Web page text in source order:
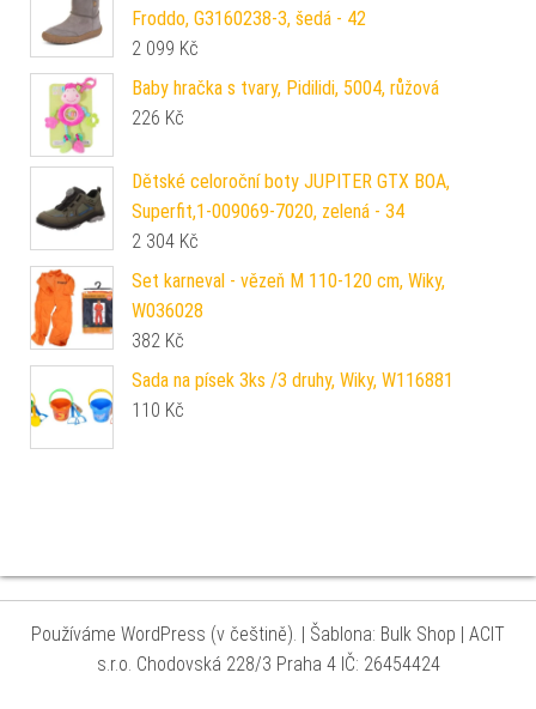
Froddo, G3160238-3, šedá - 42
2 099 Kč
Baby hračka s tvary, Pidilidi, 5004, růžová
226 Kč
Dětské celoroční boty JUPITER GTX BOA,
Superfit,1-009069-7020, zelená - 34
2 304 Kč
Set karneval - vězeň M 110-120 cm, Wiky,
W036028
382 Kč
Sada na písek 3ks /3 druhy, Wiky, W116881
110 Kč
Používáme WordPress (v češtině). Šablona: Bulk Shop
| ACIT
s.r.o. Chodovská 228/3 Praha 4 IČ: 26454424